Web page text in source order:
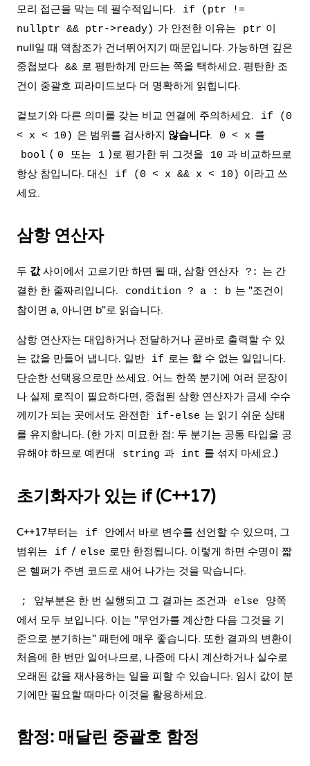
모리 접근을 막는 데 필수적입니다.
if (ptr !=
nullptr && ptr->ready) 가 안전한 이유는 ptr 이
null일 때 역참조가 건너뛰어지기 때문입니다. 가능하면 깊은
중첩보다 && 로 평탄하게 만드는 쪽을 택하세요. 평탄한 조
건이 중괄호 피라미드보다 더 명확하게 읽힙니다.
겉보기와 다른 의미를 갖는 비교 연결에 주의하세요.
if (0
< x < 10) 은 범위를 검사하지 않습니다. 0 < x 를
bool ( 0 또는 1 )로 평가한 뒤 그것을 10 과 비교하므로
항상 참입니다. 대신
if (0 < x && x < 10) 이라고 쓰
세요.
삼항 연산자
두 값사이에서 고르기만 하면 될 때, 삼항 연산자 ?: 는 간
결한 한 줄짜리입니다.
condition ? a : b 는 "조건이
참이면 a, 아니면 b"로 읽습니다.
삼항 연산자는 대입하거나 전달하거나 곧바로 출력할 수 있
는 값을 만들어 냅니다. 일반
if 로는 할 수 없는 일입니다.
단순한 선택용으로만 쓰세요. 어느 한쪽 분기에 여러 문장이
나 실제 로직이 필요하다면, 중첩된 삼항 연산자가 금세 수수
께끼가 되는 곳에서도 완전한
if-else 는 읽기 쉬운 상태
를 유지합니다. (한 가지 미묘한 점: 두 분기는 공통 타입을 공
유해야 하므로 예컨대
string 과 int 를 섞지 마세요.)
초기화자가 있는 if (C++17)
C++17부터는 if
안에서 바로 변수를 선언할 수 있으며, 그
범위는
if / else 로만 한정됩니다. 이렇게 하면 수명이 짧
은 헬퍼가 주변 코드로 새어 나가는 것을 막습니다.
; 앞부분은 한 번 실행되고 그 결과는 조건과 else
양쪽
에서 모두 보입니다. 이는 "무언가를 계산한 다음 그것을 기
준으로 분기하는" 패턴에 매우 좋습니다. 또한 결과의 변환이
처음에 한 번만 일어나므로, 나중에 다시 계산하거나 실수로
오래된 값을 재사용하는 일을 피할 수 있습니다. 임시 값이 분
기에만 필요할 때마다 이것을 활용하세요.
함정: 매달린 중괄호 함정